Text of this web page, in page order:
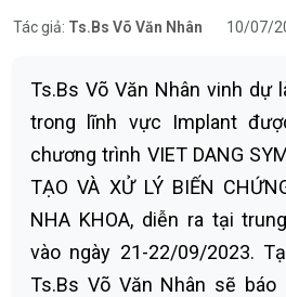
Tác giả: Ts.Bs Võ Văn Nhân 10/07/
Ts.Bs Võ Văn Nhân vinh dự
trong lĩnh vực Implant
chương trình VIET DANG
TẠO VÀ XỬ LÝ BIẾN
NHA KHOA, diễn ra tại
vào ngày 21-22/09/2023.
Ts.Bs Võ Văn Nhân sẽ